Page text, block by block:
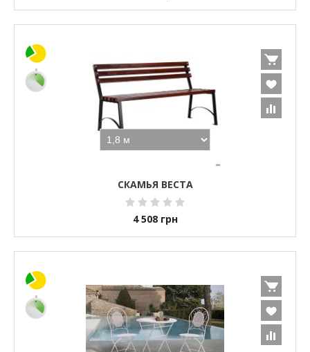
СКАМЬЯ ВЕСТА
4 508 грн